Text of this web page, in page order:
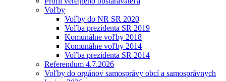
Voľby
Voľby do NR SR 2020
Voľba prezidenta SR 2019
Komunálne voľby 2018
Komunálne voľby 2014
Voľba prezidenta SR 2014
Referendum 4.7.2026
Voľby do orgánov samosprávy obcí a samosprávnych